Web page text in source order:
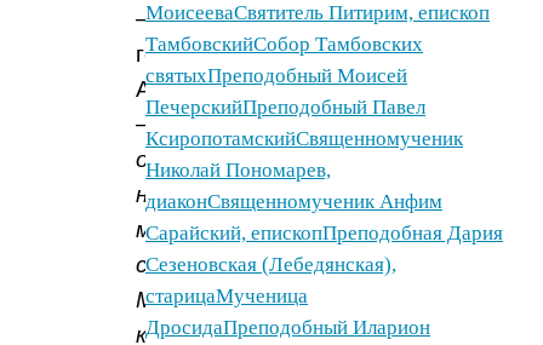
–
говорил
Антоний,
–
о
нетленности
мощей
святителя
Митрофана,
как
МоисееваСвятитель Питирим, епископ
ТамбовскийСобор Тамбовских
святыхПреподобный Моисей
ПечерскийПреподобный Павел
КсиропотамскийСвященномученик
Николай Пономарев,
диаконСвященномученик Анфим
Сарайский, епископПреподобная Дария
Сезеновская (Лебедянская),
старицаМученица
ДросидаПреподобный Иларион